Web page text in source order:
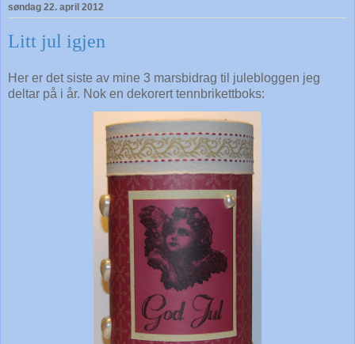
søndag 22. april 2012
Litt jul igjen
Her er det siste av mine 3 marsbidrag til julebloggen jeg
deltar på i år. Nok en dekorert tennbrikettboks: